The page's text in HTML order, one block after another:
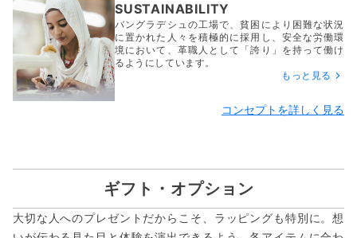
SUSTAINABILITY
バングラデシュの工場で、貧困により困難な状況
に置かれた人々を積極的に採用し、安全な労働環
境において、革職人として「誇り」を持って働け
るようにしています。
もっと見る
コンセプトを詳しく見る
ギフト・オプション
大切な人へのプレゼントだからこそ、ラッピングも特別に。想